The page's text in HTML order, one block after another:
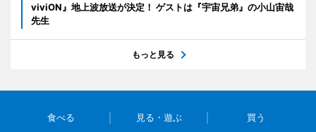
viviON』地上波放送が決定！ ゲストは『宇宙兄弟』の小山宙哉
先生
もっと見る
食べる 見る・遊ぶ 買う